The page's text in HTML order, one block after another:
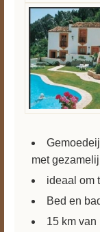
met
ideaal om
Bed en
15 km